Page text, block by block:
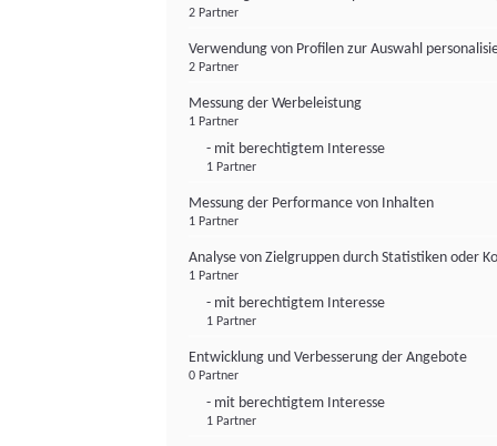
2 Partner
Verwendung von Profilen zur Auswahl
2 Partner
Messung der Werbeleistung
1 Partner
- mit berechtigtem Interesse
1 Partner
Messung der Performance von Inhalten
1 Partner
Analyse von Zielgruppen durch Statistiken oder
1 Partner
- mit berechtigtem Interesse
1 Partner
Entwicklung und Verbesserung der Angebote
0 Partner
- mit berechtigtem Interesse
1 Partner